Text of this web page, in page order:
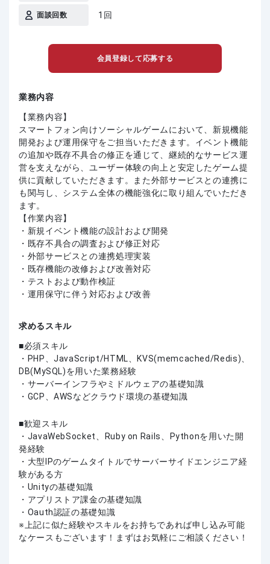
面談回数 1回
会員登録して応募する
業務内容
【業務内容】
スマートフォン向けソーシャルゲームにおいて、新規機能
開発および運用保守をご担当いただきます。イベント機能
の追加や既存不具合の修正を通じて、継続的なサービス運
営を支えながら、ユーザー体験の向上と安定したゲーム提
供に貢献していただきます。また外部サービスとの連携に
も関与し、システム全体の機能強化に取り組んでいただき
ます。
【作業内容】
・新規イベント機能の設計および開発
・既存不具合の調査および修正対応
・外部サービスとの連携処理実装
・既存機能の改修および改善対応
・テストおよび動作検証
・運用保守に伴う対応および改善
求めるスキル
必須スキル
・PHP、JavaScript/HTML、KVS(memcached/Redis)、
DB(MySQL)を用いた業務経験
・サーバーインフラやミドルウェアの基礎知識
・GCP、AWSなどクラウド環境の基礎知識
歓迎スキル
・JavaWebSocket、Ruby on Rails、Pythonを用いた開
発経験
・大型IPのゲームタイトルでサーバーサイドエンジニア経
験がある方
・Unityの基礎知識
・アプリストア課金の基礎知識
・Oauth認証の基礎知識
上記に似た経験やスキルをお持ちであれば申し込み可能
なケースもございます！まずはお気軽にご相談ください！